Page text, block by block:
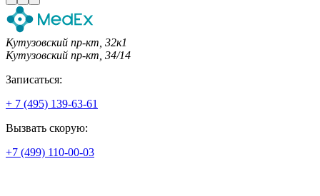
Кутузовский пр-кт, 32к1
Кутузовский пр-кт, 34/14
Записаться:
+ 7 (495) 139-63-61
Вызвать скорую:
+7 (499) 110-00-03